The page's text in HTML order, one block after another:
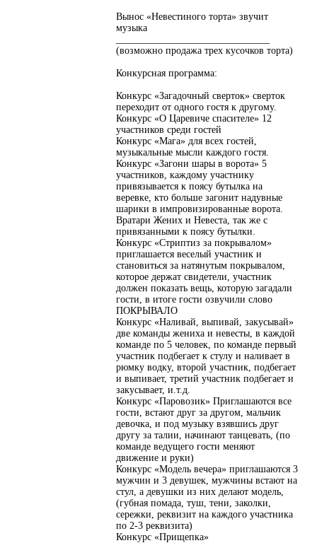
Вынос «Невестиного торта» звучит
музыка
(возможно продажа трех кусочков торта)
Конкурсная программа:
Конкурс «Загадочный сверток» сверток
переходит от одного гостя к другому.
Конкурс «О Царевиче спасителе» 12
участников среди гостей
Конкурс «Мага» для всех гостей,
музыкальные мысли каждого гостя.
Конкурс «Загони шары в ворота» 5
участников, каждому участнику
привязывается к поясу бутылка на
веревке, кто больше загонит надувные
шарики в импровизированные ворота.
Вратари Жених и Невеста, так же с
привязанными к поясу бутылки.
Конкурс «Стриптиз за покрывалом»
приглашается веселый участник и
становиться за натянутым покрывалом,
которое держат свидетели, участник
должен показать вещь, которую загадали
гости, в итоге гости озвучили слово
ПОКРЫВАЛО
Конкурс «Наливай, выпивай, закусывай»
две команды жениха и невесты, в каждой
команде по 5 человек, по команде первый
участник подбегает к стулу и наливает в
рюмку водку, второй участник, подбегает
и выпивает, третий участник подбегает и
закусывает, и.т.д.
Конкурс «Паровозик» Приглашаются все
гости, встают друг за другом, мальчик
девочка, и под музыку взявшись друг
другу за талии, начинают танцевать, (по
команде ведущего гости меняют
движение и руки)
Конкурс «Модель вечера» приглашаются 3
мужчин и 3 девушек, мужчины встают на
стул, а девушки из них делают модель,
(губная помада, туш, тени, заколки,
сережки, реквизит на каждого участника
по 2-3 реквизита)
Конкурс «Прищепка»